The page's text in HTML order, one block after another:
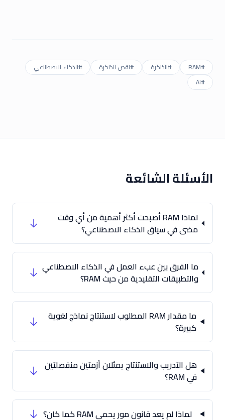
#
RAM
#الذاكرة #نقص الذاكرة #الذكاء الاصطناعي
#
AI
الأسئلة الشائعة
لماذا RAM أصبحت أكثر أهمية من أي وقت
مضى في سياق الذكاء الاصطناعي؟
ما الفرق بين عبء العمل في الذكاء الاصطناعي
والتطبيقات التقليدية من حيث RAM؟
ما مقدار RAM المطلوب لاستنتاج نماذج لغوية
كبيرة؟
هل التدريب والاستنتاج يمثلان أزمتين منفصلتين
في RAM؟
لماذا لم يعد قانون مور يحمي RAM كما كان؟